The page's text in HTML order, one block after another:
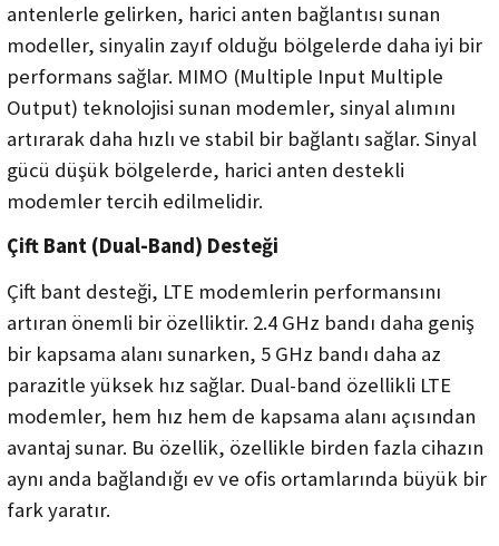
antenlerle gelirken, harici anten bağlantısı sunan
modeller, sinyalin zayıf olduğu bölgelerde daha iyi bir
performans sağlar. MIMO (Multiple Input Multiple
Output) teknolojisi sunan modemler, sinyal alımını
artırarak daha hızlı ve stabil bir bağlantı sağlar. Sinyal
gücü düşük bölgelerde, harici anten destekli
modemler tercih edilmelidir.
Çift Bant (Dual-Band) Desteği
Çift bant desteği, LTE modemlerin performansını
artıran önemli bir özelliktir. 2.4 GHz bandı daha geniş
bir kapsama alanı sunarken, 5 GHz bandı daha az
parazitle yüksek hız sağlar. Dual-band özellikli LTE
modemler, hem hız hem de kapsama alanı açısından
avantaj sunar. Bu özellik, özellikle birden fazla cihazın
aynı anda bağlandığı ev ve ofis ortamlarında büyük bir
fark yaratır.